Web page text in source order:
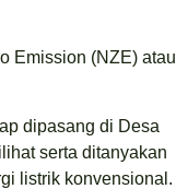
Emission (NZE) atau
dipasang di Desa
serta ditanyakan
listrik konvensional.